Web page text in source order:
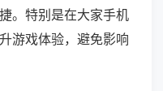
。特别是在大家手机
游戏体验，避免影响